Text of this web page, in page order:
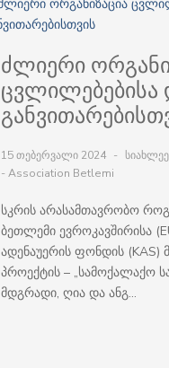
ძლიერი
ცვლილებებისა
15 თებერვალი 2024
- Association Betlemi
სკრის არასამთავრობო
ბეთლემი ევროკავშირისა
ადენაუერის ფონდის (KAS)
პროექტის – „სამოქალაქო
მდგრადი, ღია და ანგ...